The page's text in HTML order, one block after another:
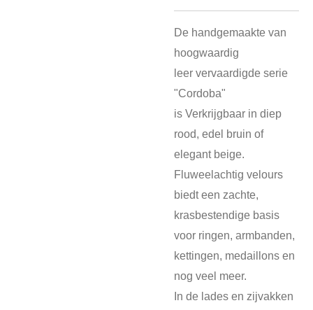
De handgemaakte van
hoogwaardig
leer vervaardigde serie
"Cordoba"
is Verkrijgbaar in diep
rood, edel bruin of
elegant beige.
Fluweelachtig velours
biedt een zachte,
krasbestendige basis
voor ringen, armbanden,
kettingen, medaillons en
nog veel meer.
In de lades en zijvakken